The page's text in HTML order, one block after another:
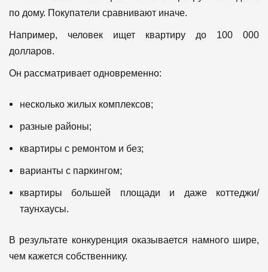
по дому. Покупатели сравнивают иначе.
Например, человек ищет квартиру до 100 000
долларов.
Он рассматривает одновременно:
несколько жилых комплексов;
разные районы;
квартиры с ремонтом и без;
варианты с паркингом;
квартиры большей площади и даже коттеджи/
таунхаусы.
В результате конкуренция оказывается намного шире,
чем кажется собственнику.